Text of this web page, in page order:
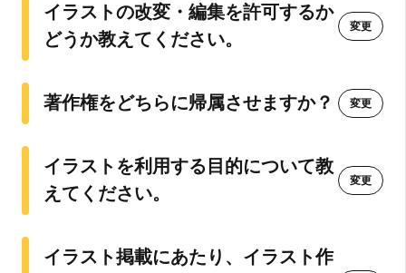
イラストの改変・編集を許可するか
どうか教えてください。
変更
著作権をどちらに帰属させますか？ 変更
イラストを利用する目的について教
えてください。
変更
イラスト掲載にあたり、イラスト作
シングルサインオン (SSO)
すでにアカウントをお持ちの方はこちら